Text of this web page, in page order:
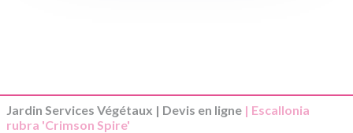
Jardin Services Végétaux | Devis en ligne | Escallonia
rubra 'Crimson Spire'